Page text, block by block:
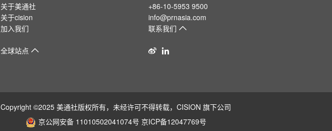
关于美通社
关于cision
加入我们
全球站点
+86-10-5953 9500
info@prnasia.com
联系我们
Copyright ©2025 美通社版权所有，未经许可不得转载，CISION 旗下公司
京公网安备 11010502041074号 京ICP备12047769号